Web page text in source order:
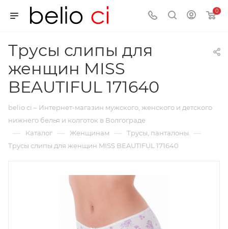
0
Трусы слипы для
женщин MISS
BEAUTIFUL 171640
belio ci – Интернет-магазин мужского, женского и детского
нижнего белья и колготок в Волгограде
— Каталог — Женщинам — Трусы, панталоны —
Трусы слипы для женщин MISS BEAUTIFUL 171640